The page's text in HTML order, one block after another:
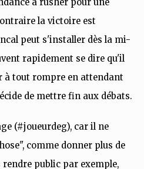
la victoire est
peut s'installer dès la mi-
rapidement se dire qu'il
à tout rompre en attendant
de mettre fin aux débats.
(#joueurdeg), car il ne
comme donner plus de
public par exemple,